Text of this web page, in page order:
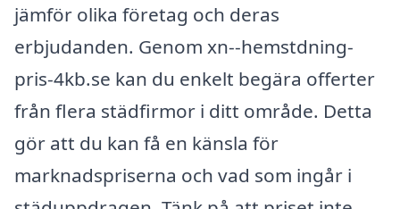
jämför olika företag och deras
erbjudanden. Genom xn--hemstdning-
pris-4kb.se kan du enkelt begära offerter
från flera städfirmor i ditt område. Detta
gör att du kan få en känsla för
marknadspriserna och vad som ingår i